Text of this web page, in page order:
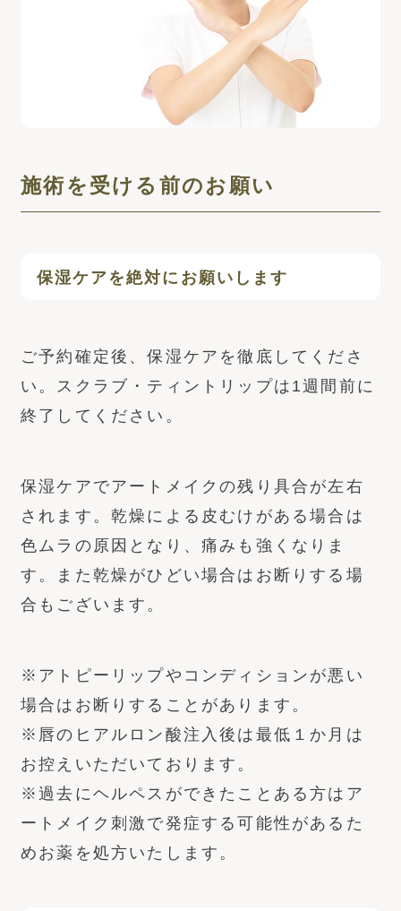
施術を受ける前のお願い
保湿ケアを絶対にお願いします
ご予約確定後、保湿ケアを徹底してくださ
い。スクラブ・ティントリップは1週間前に
終了してください。
保湿ケアでアートメイクの残り具合が左右
されます。乾燥による皮むけがある場合は
色ムラの原因となり、痛みも強くなりま
す。また乾燥がひどい場合はお断りする場
合もございます。
※アトピーリップやコンディションが悪い
場合はお断りすることがあります。
※唇のヒアルロン酸注入後は最低１か月は
お控えいただいております。
※過去にヘルペスができたことある方はア
ートメイク刺激で発症する可能性があるた
めお薬を処方いたします。